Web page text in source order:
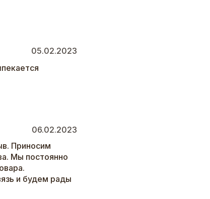
05.02.2023
06.02.2023
Приносим
Мы постоянно
и будем рады